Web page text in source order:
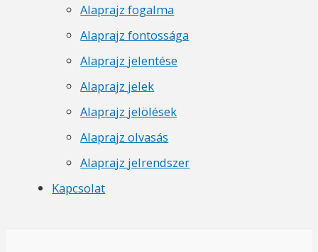
Alaprajz fogalma
Alaprajz fontossága
Alaprajz jelentése
Alaprajz jelek
Alaprajz jelölések
Alaprajz olvasás
Alaprajz jelrendszer
Kapcsolat